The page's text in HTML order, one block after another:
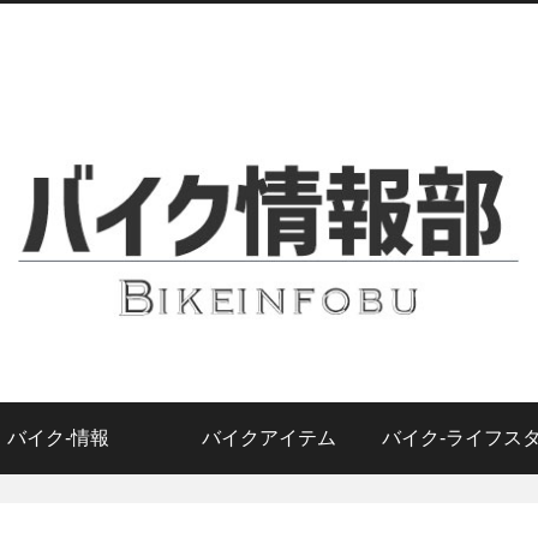
バイク-情報 バイクアイテム バイク-ライフス